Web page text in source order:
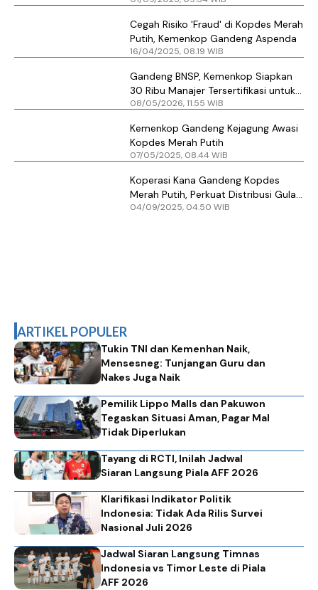
Cegah Risiko 'Fraud' di Kopdes Merah
Putih, Kemenkop Gandeng Aspenda
16/04/2025, 08.19 WIB
Gandeng BNSP, Kemenkop Siapkan
30 Ribu Manajer Tersertifikasi untuk
Kopdes Merah Putih
08/05/2026, 11.55 WIB
Kemenkop Gandeng Kejagung Awasi
Kopdes Merah Putih
07/05/2025, 08.44 WIB
Koperasi Kana Gandeng Kopdes
Merah Putih, Perkuat Distribusi Gula
Putih di Indonesia
04/09/2025, 04.50 WIB
ARTIKEL POPULER
Tukin TNI dan Kemenhan Naik,
Mensesneg: Tunjangan Guru dan
Nakes Juga Naik
Pemilik Lippo Malls dan Pakuwon
Tegaskan Situasi Aman, Pagar Mal
Tidak Diperlukan
Tayang di RCTI, Inilah Jadwal
Siaran Langsung Piala AFF 2026
Klarifikasi Indikator Politik
Indonesia: Tidak Ada Rilis Survei
Nasional Juli 2026
Jadwal Siaran Langsung Timnas
Indonesia vs Timor Leste di Piala
AFF 2026